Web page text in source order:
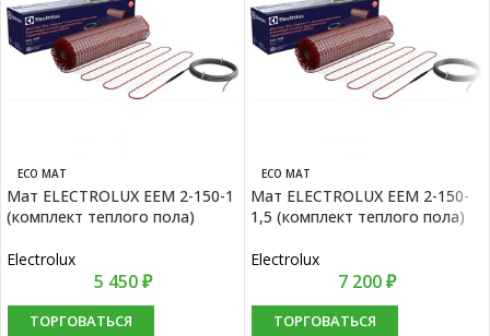
ECO MAT
Мат ELECTROLUX EEM 2-150-1
(комплект теплого пола)
Electrolux
5 450₽
ТОРГОВАТЬСЯ
ECO MAT
Мат ELECTROLUX EEM 2-150-
1,5 (комплект теплого пола)
Electrolux
7 200₽
ТОРГОВАТЬСЯ